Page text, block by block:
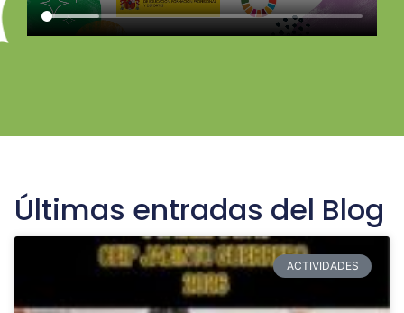
Últimas entradas del Blog
ACTIVIDADES